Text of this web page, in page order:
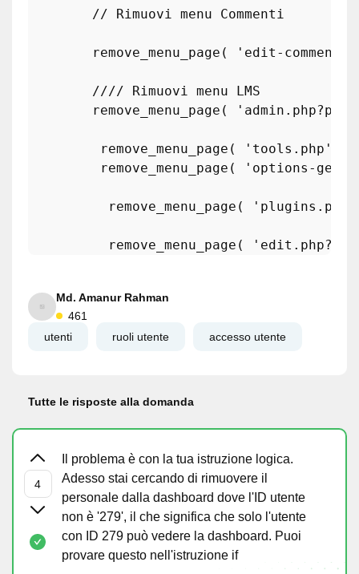
// Rimuovi menu Commenti
remove_menu_page ( 'edit-
//// Rimuovi menu LMS
remove_menu_page (
remove_menu_page ( 'tools.php'
remove_menu_page ( 'options-
remove_menu_page ( 'plugins.php'
remove_menu_page (
Md. Amanur Rahman
461
utenti
ruoli utente accesso utente
Tutte le risposte alla domanda
Il problema è con la tua istruzione logica.
Adesso stai cercando di rimuovere il
personale dalla dashboard dove l'ID utente
non è '279', il che significa che solo l'utente
con ID 279 può vedere la dashboard. Puoi
provare questo nell'istruzione if